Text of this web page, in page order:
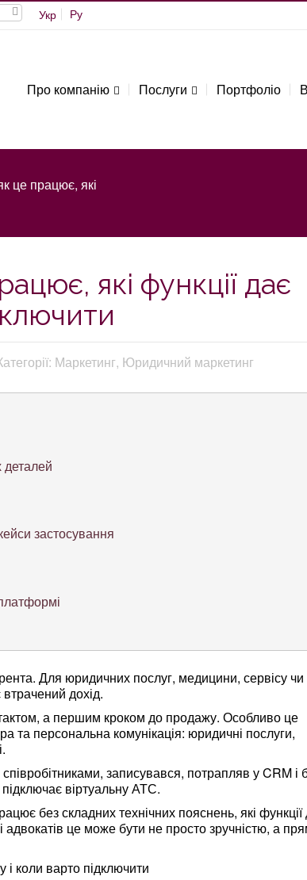
Укр Ру
Про компанію Послуги Портфоліо
це працює, які
які функції дає
Маркетинг, Юридичний маркетинг
застосування
Для юридичних послуг, медицини, сервісу чи
дохід.
а першим кроком до продажу. Особливо це
та персональна комунікація: юридичні послуги,
записувався, потрапляв у CRM і
віртуальну АТС.
без складних технічних пояснень, які функції
адвокатів це може бути не просто зручністю, а